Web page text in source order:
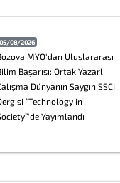
05/08/2026
MYO'dan Uluslararası
Başarısı: Ortak Yazarlı
Dünyanın Saygın SSCI
“Technology in
Yayımlandı